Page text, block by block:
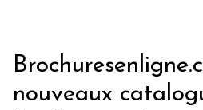
nouveaux